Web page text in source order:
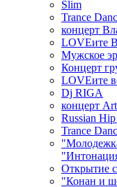
Slim
Trance
концерт
LOVEите
Мужское
Концерт
LOVEите
Dj RIGA
концерт
Russian
Trance
Открытие
"Конан и